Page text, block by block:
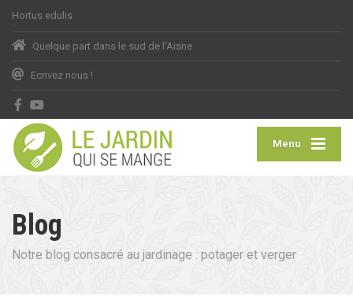
Hortus edulis
Quelque part dans le sud de l'Aisne
Ecrivez nous !
Menu
Blog
Notre blog consacré au jardinage : potager et verger